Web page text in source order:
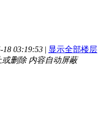
18 03:19:53 | 显示全部楼层
或删除 内容自动屏蔽